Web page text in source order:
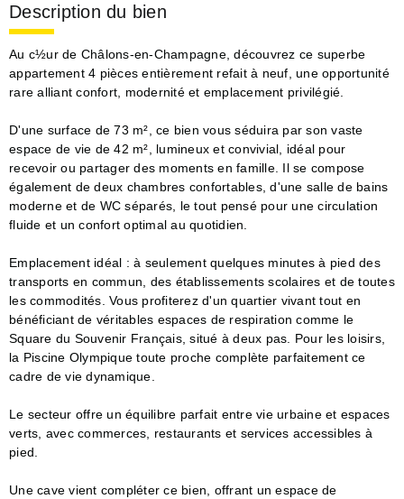
Description du bien
Au c½ur de Châlons-en-Champagne, découvrez ce superbe
appartement 4 pièces entièrement refait à neuf, une opportunité
rare alliant confort, modernité et emplacement privilégié.
D'une surface de 73 m², ce bien vous séduira par son vaste
espace de vie de 42 m², lumineux et convivial, idéal pour
recevoir ou partager des moments en famille. Il se compose
également de deux chambres confortables, d'une salle de bains
moderne et de WC séparés, le tout pensé pour une circulation
fluide et un confort optimal au quotidien.
Emplacement idéal : à seulement quelques minutes à pied des
transports en commun, des établissements scolaires et de toutes
les commodités. Vous profiterez d'un quartier vivant tout en
bénéficiant de véritables espaces de respiration comme le
Square du Souvenir Français, situé à deux pas. Pour les loisirs,
la Piscine Olympique toute proche complète parfaitement ce
cadre de vie dynamique.
Le secteur offre un équilibre parfait entre vie urbaine et espaces
verts, avec commerces, restaurants et services accessibles à
pied.
Une cave vient compléter ce bien, offrant un espace de